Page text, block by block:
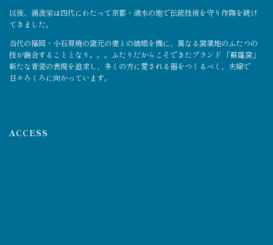
以後、涌波家は四代にわたって京都・清水の地で伝統技術を守り作陶を続け
てきました。
当代の福岡・小石原焼の窯元の妻との結婚を機に、異なる窯業地のふたつの
技が融合することとなり。。。ふたりだからこそできたブランド 「蘇嶐窯」
新たな青瓷の表現を追求し、多くの方に愛される器をつくるべく、夫婦で
日々ろくろに向かっています。
ACCESS